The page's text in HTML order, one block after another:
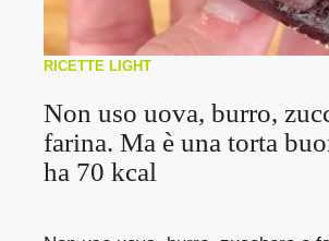
RICETTE LIGHT
Non uso uova, burro,
farina. Ma è una torta
ha 70 kcal